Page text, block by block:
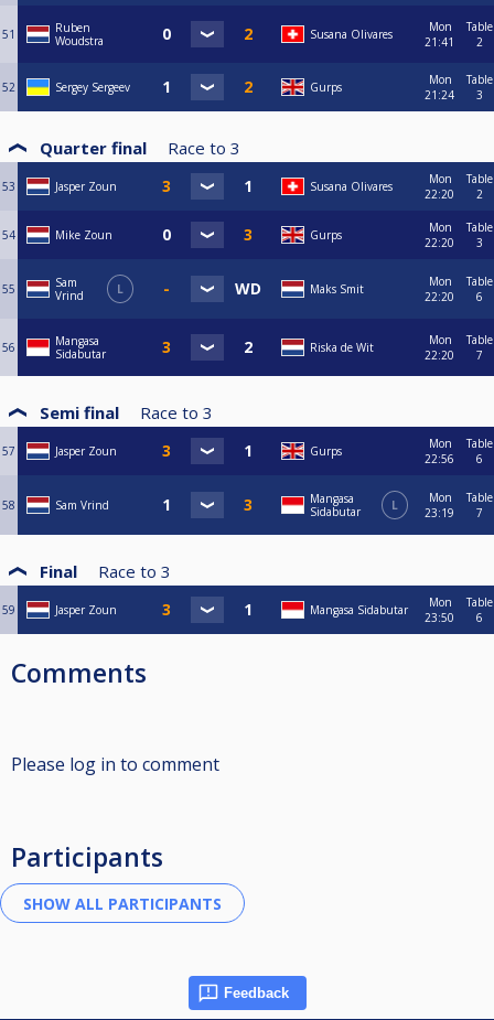
51
Ruben
Woudstra
Susana Olivares
Mon
21:41
Table
2
52 Sergey Sergeev Gurps
Mon
21:24
Table
3
Quarter final Race to 3
53 Jasper Zoun Susana Olivares
Mon
22:20
Table
2
54 Mike Zoun Gurps
Mon
22:20
Table
3
55
Sam
Vrind
L Maks Smit
Mon
22:20
Table
6
56
Mangasa
Sidabutar
Riska de Wit
Mon
22:20
Table
7
Semi final Race to 3
57 Jasper Zoun Gurps
Mon
22:56
Table
6
58 Sam Vrind
Mangasa
Sidabutar
L
Mon
23:19
Table
7
Final Race to 3
59 Jasper Zoun Mangasa Sidabutar
Mon
23:50
Table
6
Comments
Please log in to comment
Participants
Feedback